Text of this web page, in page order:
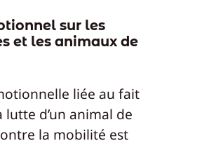
sur les
et les animaux de
liée au fait
lutte d’un animal de
la mobilité est